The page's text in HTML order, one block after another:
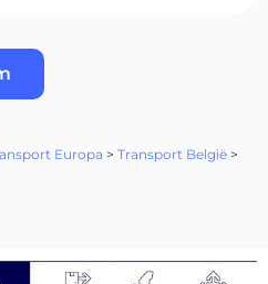
Europa > Transport België>